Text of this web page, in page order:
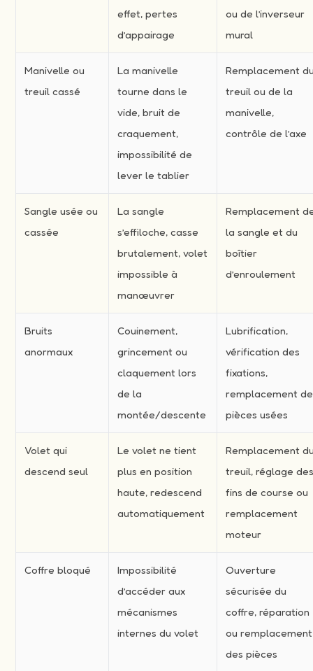
effet, pertes
d’appairage
ou de l’inverseur
mural
Manivelle ou
treuil cassé
La manivelle
tourne dans le
vide, bruit de
craquement,
impossibilité de
lever le tablier
Remplacement
treuil ou de la
manivelle,
contrôle de l’axe
Sangle usée ou
cassée
La sangle
s’effiloche, casse
brutalement, volet
impossible à
manœuvrer
Remplacement
la sangle et du
boîtier
d’enroulement
Bruits
anormaux
Couinement,
grincement ou
claquement lors
de la
montée/descente
Lubrification,
vérification des
fixations,
remplacement de
pièces usées
Volet qui
descend seul
Le volet ne tient
plus en position
haute, redescend
automatiquement
Remplacement
treuil, réglage
fins de course ou
remplacement
moteur
Coffre bloqué
Impossibilité
d’accéder aux
mécanismes
internes du volet
Ouverture
sécurisée du
coffre, réparation
ou remplacement
des pièces